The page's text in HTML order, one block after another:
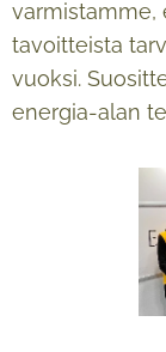
varmistamme,
tavoitteista
vuoksi.
energia-alan